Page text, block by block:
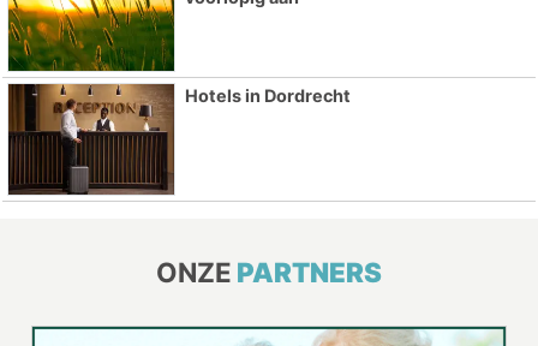
Hotels in Dordrecht
ONZE PARTNERS